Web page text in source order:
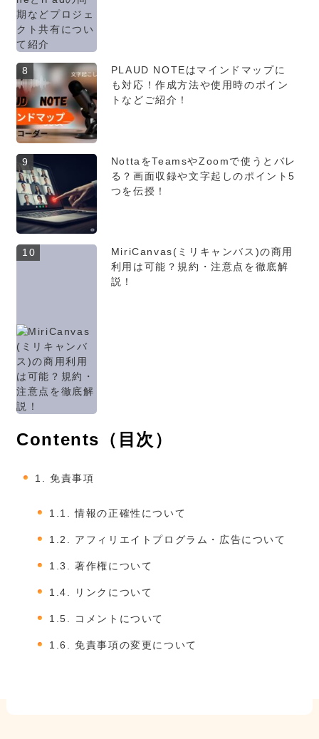
8
PLAUD NOTEはマインドマップに
も対応！作成方法や使用時のポイン
トなどご紹介！
9
NottaをTeamsやZoomで使うとバレ
る？画面収録や文字起しのポイント5
つを伝授！
10
MiriCanvas(ミリキャンバス)の商用
利用は可能？規約・注意点を徹底解
説！
Contents（目次）
1. 免責事項
1.1. 情報の正確性について
1.2. アフィリエイトプログラム・広告について
1.3. 著作権について
1.4. リンクについて
1.5. コメントについて
1.6. 免責事項の変更について